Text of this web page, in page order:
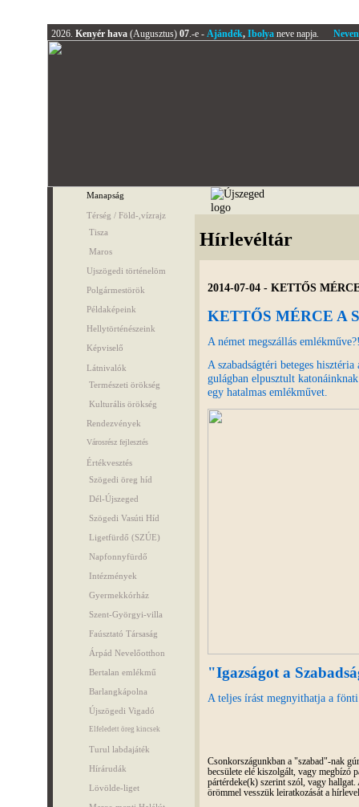
2026. Kenyér hava (Augusztus) 07.-e - Ajándék, Ibolyaneve napja.
Manapság
Térség / Föld-,vízrajz
Tisza
Maros
Ujszögedi történelöm
Polgármestörök
Példaképeink
Hellytörténészeink
Képviselő
Látnivalók
Természeti örökség
Kulturális örökség
Rendezvények
Városrész fejlesztés
Értékvesztés
Szögedi öreg híd
Dél-Újszeged
Szögedi Vasúti Híd
Ligetfürdő (SZÚE)
Napfonnyfürdő
Intézmények
Gyermekkórház
Szent-Györgyi-villa
Faúsztató Társaság
Árpád Nevelőotthon
Bertalan emlékmű
Barlangkápolna
Újszögedi Vigadó
Elfeledett öreg kincsek
Turul labdajáték
Hírárudák
Lövölde-liget
Hírlevéltár
2014-07-04 - KETTŐS
KETTŐS MÉRCE A
A német megszállás
A szabadságtéri beteges
gulágban elpusztult
egy hatalmas emlékművet.
"Igazságot a
A teljes írást megnyithatja a
Csonkországunkban a "szabad"-nak
becsülete elé kiszolgált, vagy megbízó
pártérdeke(k) szerint szól, vagy
örömmel vesszük leiratkozását a